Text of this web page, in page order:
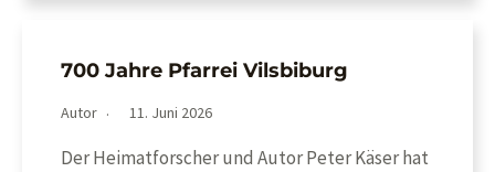
700 Jahre Pfarrei Vilsbiburg
Autor 11. Juni 2026
Der Heimatforscher und Autor Peter Käser hat